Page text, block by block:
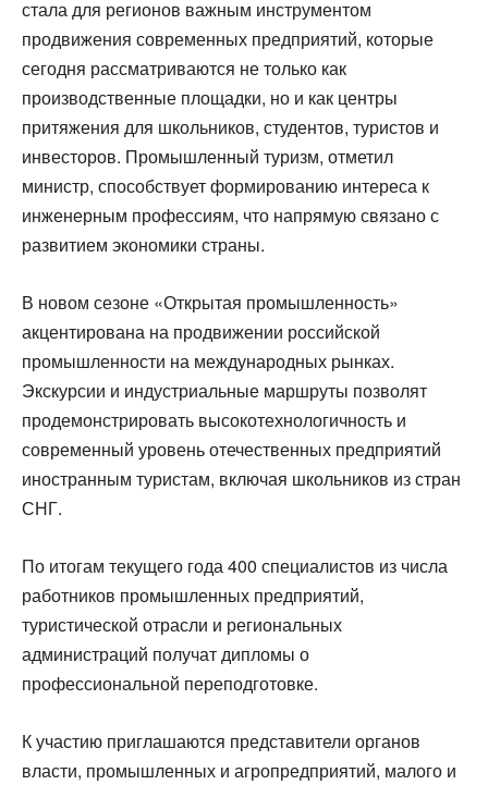
стала для регионов важным инструментом
продвижения современных предприятий, которые
сегодня рассматриваются не только как
производственные площадки, но и как центры
притяжения для школьников, студентов, туристов и
инвесторов. Промышленный туризм, отметил
министр, способствует формированию интереса к
инженерным профессиям, что напрямую связано с
развитием экономики страны.
В новом сезоне «Открытая промышленность»
акцентирована на продвижении российской
промышленности на международных рынках.
Экскурсии и индустриальные маршруты позволят
продемонстрировать высокотехнологичность и
современный уровень отечественных предприятий
иностранным туристам, включая школьников из стран
СНГ.
По итогам текущего года 400 специалистов из числа
работников промышленных предприятий,
туристической отрасли и региональных
администраций получат дипломы о
профессиональной переподготовке.
К участию приглашаются представители органов
власти, промышленных и агропредприятий, малого и